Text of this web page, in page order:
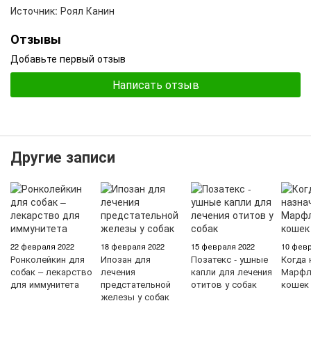
Источник: Роял Канин
Отзывы
Добавьте первый отзыв
Написать отзыв
Другие записи
22 февраля 2022
Ронколейкин для
собак – лекарство
для иммунитета
18 февраля 2022
Ипозан для
лечения
предстательной
железы у собак
15 февраля 2022
Позатекс - ушные
капли для лечения
отитов у собак
10
Когда
кошек